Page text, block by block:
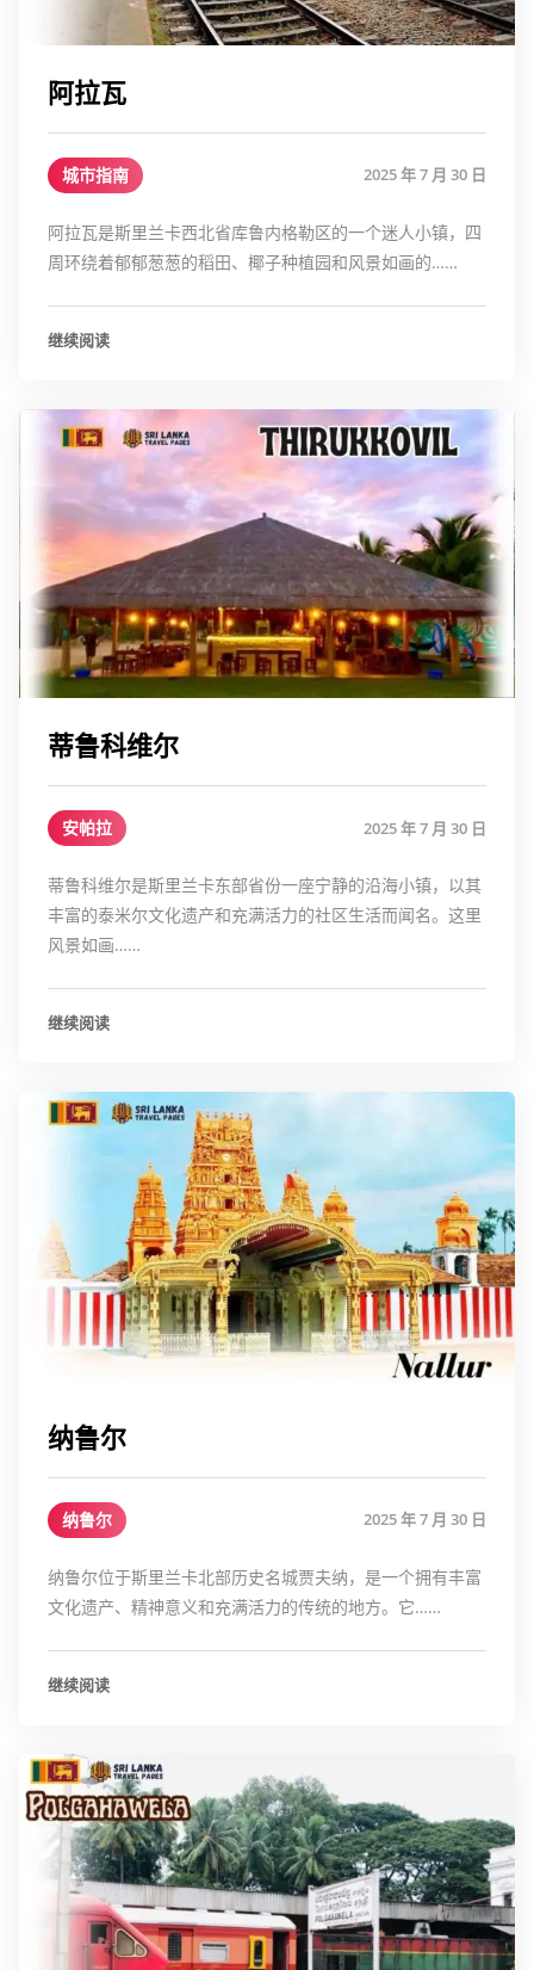
阿拉瓦
城市指南 2025 年 7 月 30 日
阿拉瓦是斯里兰卡西北省库鲁内格勒区的一个迷人小镇，四
周环绕着郁郁葱葱的稻田、椰子种植园和风景如画的……
继续阅读
蒂鲁科维尔
安帕拉 2025 年 7 月 30 日
蒂鲁科维尔是斯里兰卡东部省份一座宁静的沿海小镇，以其
丰富的泰米尔文化遗产和充满活力的社区生活而闻名。这里
风景如画……
继续阅读
纳鲁尔
纳鲁尔 2025 年 7 月 30 日
纳鲁尔位于斯里兰卡北部历史名城贾夫纳，是一个拥有丰富
文化遗产、精神意义和充满活力的传统的地方。它……
继续阅读